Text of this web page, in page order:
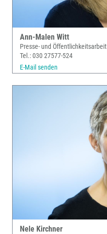
Ann-Malen Witt
Presse- und Öffentlichkeitsarbeit
Tel.: 030 27577-524
E-Mail senden
Nele Kirchner